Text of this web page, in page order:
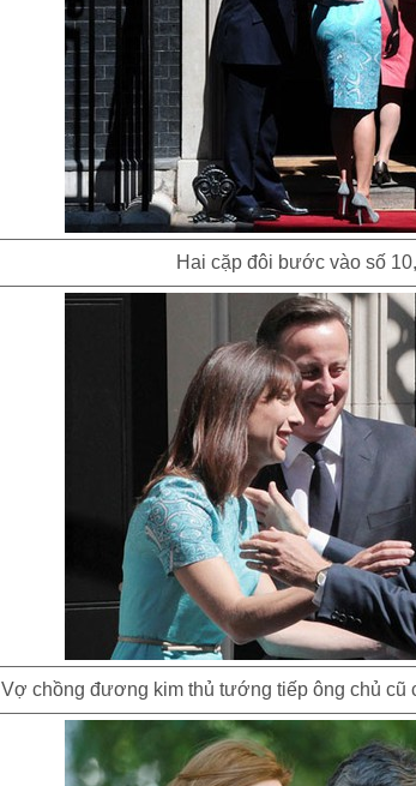
Hai cặp đôi bước vào số
Vợ chồng đương kim thủ tướng tiếp ông chủ cũ